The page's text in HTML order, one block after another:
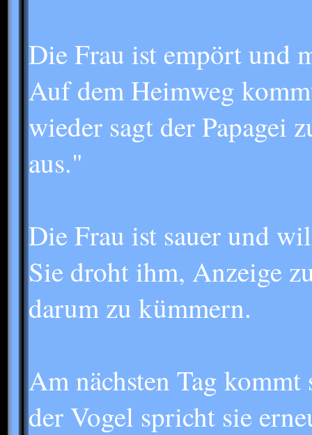
Die Frau ist empört und
Auf dem Heimweg
wieder sagt der Papagei
aus."
Die Frau ist sauer und
Sie droht ihm, Anzeige
darum zu kümmern.
Am nächsten Tag
der Vogel spricht sie